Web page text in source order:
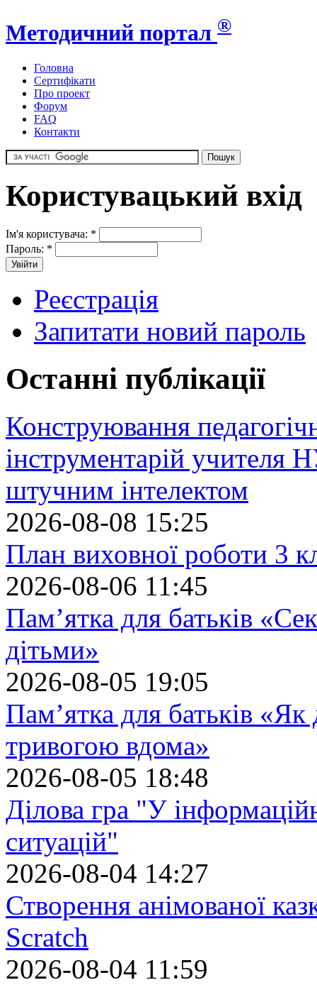
Методичний портал ®
Головна
Сертифікати
Про проект
Форум
FAQ
Контакти
Користувацький вхід
Ім'я користувача: *
Пароль: *
Реєстрація
Запитати новий пароль
Останні публікації
Конструювання
інструментарій учителя
штучним інтелектом
2026-08-08 15:25
План виховної роботи 3
2026-08-06 11:45
Пам’ятка для батьків
дітьми»
2026-08-05 19:05
Пам’ятка для батьків
тривогою вдома»
2026-08-05 18:48
Ділова гра "У
ситуацій"
2026-08-04 14:27
Створення анімованої
Scratch
2026-08-04 11:59